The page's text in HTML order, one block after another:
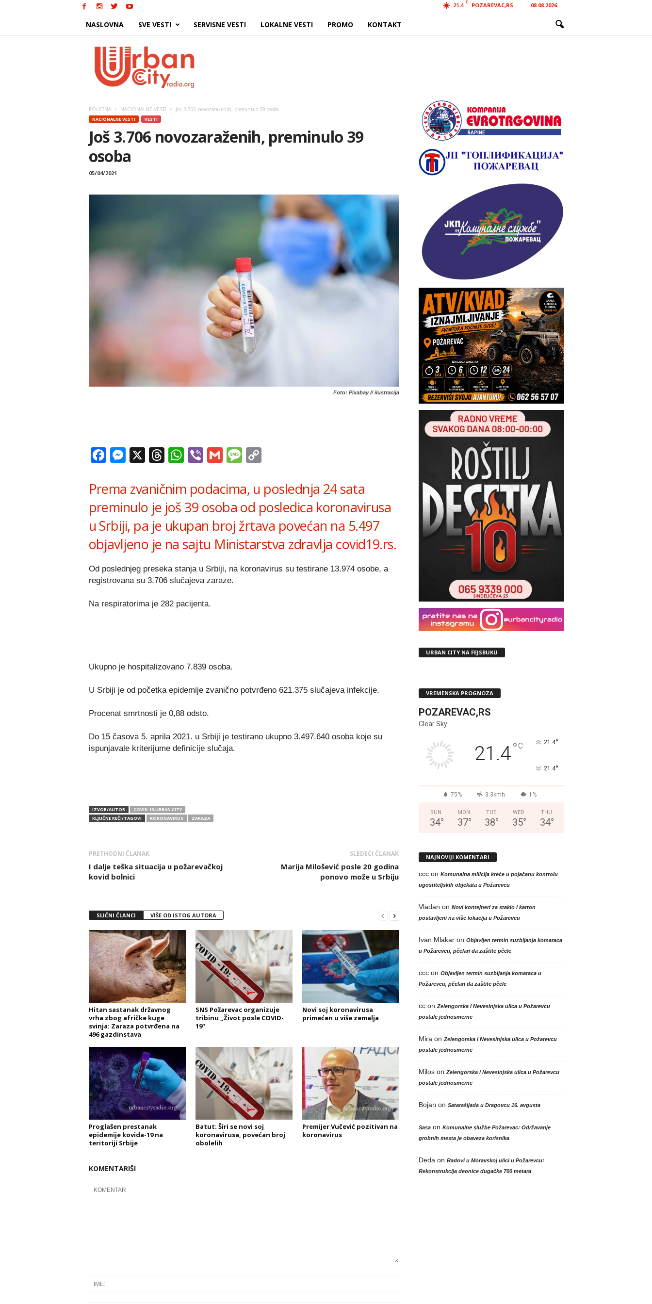
21.4
C POZAREVAC,RS 08.08.2026.
NASLOVNA SVE VESTI SERVISNE VESTI LOKALNE VESTI PROMO KONTAKT
POČETNA NACIONALNE VESTI Još 3.706 novozaraženih, preminulo 39 osoba
NACIONALNE VESTI VESTI
Još 3.706 novozaraženih, preminulo 39
osoba
05/04/2021
Foto: Pixabay // ilustracija
Facebook
Messenger
X Threads
WhatsApp
ViberGmailMessage
Prema zvaničnim podacima, u poslednja 24 sata
preminulo je još 39 osoba od posledica koronavirusa
u Srbiji, pa je ukupan broj žrtava povećan na 5.497
objavljeno je na sajtu Ministarstva zdravlja covid19.rs.
Od poslednjeg preseka stanja u Srbiji, na koronavirus su testirane 13.974 osobe, a
registrovana su 3.706 slučajeva zaraze.
Na respiratorima je 282 pacijenta.
Ukupno je hospitalizovano 7.839 osoba.
U Srbiji je od početka epidemije zvanično potvrđeno 621.375 slučajeva infekcije.
Procenat smrtnosti je 0,88 odsto.
Do 15 časova 5. aprila 2021. u Srbiji je testirano ukupno 3.497.640 osoba koje su
ispunjavale kriterijume definicije slučaja.
IZVOR/AUTOR
COVID 19,URBAN CITY
KLJUČNE REČI/TAGOVI
KORONAVIRUS ZARAZA
PRETHODNI ČLANAK
I dalje teška situacija u požarevačkoj
kovid bolnici
SLEDEĆI ČLANAK
Marija Milošević posle 20 godina
ponovo može u Srbiju
SLIČNI ČLANCI VIŠE OD ISTOG AUTORA
Hitan sastanak državnog
vrha zbog afričke kuge
svinja: Zaraza potvrđena na
496 gazdinstava
SNS Požarevac organizuje
tribinu „Život posle COVID-
19“
Novi soj koronavirusa
primećen u više zemalja
Proglašen prestanak
epidemije kovida-19 na
teritoriji Srbije
Batut: Širi se novi soj
koronavirusa, povećan broj
obolelih
Premijer Vučević pozitivan na
koronavirus
KOMENTARIŠI
URBAN CITY NA FEJSBUKU
VREMENSKA PROGNOZA
POZAREVAC,RS
Clear Sky
21.4°C 21.4°
21.4°
75% 3.3kmh 1%
SUN
34°
MON
37°
TUE
38°
WED
35°
THU
34°
NAJNOVIJI KOMENTARI
cccon Komunalna milicija kreće u pojačanu kontrolu
ugostiteljskih objekata u Požarevcu
Vladan on Novi kontejneri za staklo i karton
postavljeni na više lokacija u Požarevcu
Ivan Mlakaron Objavljen termin suzbijanja komaraca
u Požarevcu, pčelari da zaštite pčele
cccon Objavljen termin suzbijanja komaraca u
Požarevcu, pčelari da zaštite pčele
ccon Zelengorska i Nevesinjska ulica u Požarevcu
postale jednosmerne
Mira on Zelengorska i Nevesinjska ulica u Požarevcu
postale jednosmerne
Miloson Zelengorska i Nevesinjska ulica u Požarevcu
postale jednosmerne
Bojan on Satarašijada u Dragovcu 16. avgusta
Sasaon Komunalne službe Požarevac: Održavanje
grobnih mesta je obaveza korisnika
Deda on Radovi u Moravskoj ulici u Požarevcu:
Rekonstrukcija deonice dugačke 700 metara